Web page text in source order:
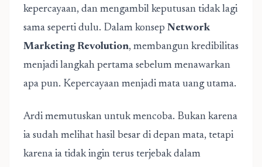
kepercayaan, dan mengambil keputusan tidak lagi
sama seperti dulu. Dalam konsep Network
Marketing Revolution, membangun kredibilitas
menjadi langkah pertama sebelum menawarkan
apa pun. Kepercayaan menjadi mata uang utama.
Ardi memutuskan untuk mencoba. Bukan karena
ia sudah melihat hasil besar di depan mata, tetapi
karena ia tidak ingin terus terjebak dalam